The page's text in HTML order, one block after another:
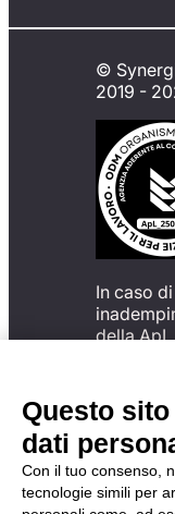
©
2019 -
In caso di
della
del
possibile
reclamo
una
descritte
Questo
dati
Con il tuo consenso,
tecnologie simili per